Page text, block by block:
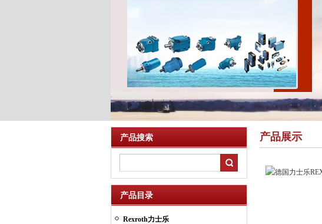
产品搜索
产品目录
Rexroth力士乐
产品展示